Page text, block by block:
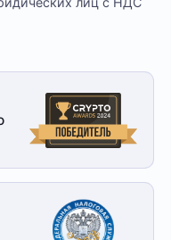
в случае, если
лицо.
иметь при себе
и паспорт